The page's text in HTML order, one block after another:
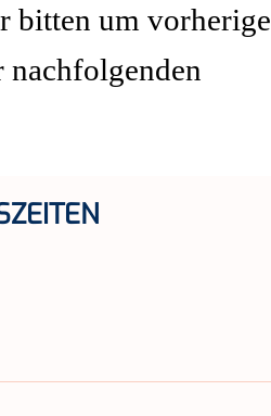
bitten um vorherige